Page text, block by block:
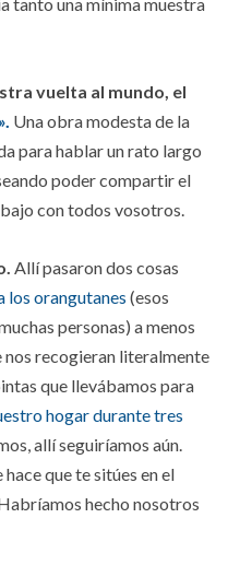
vuelta al mundo, el
Una obra modesta de la
para hablar un rato largo
poder compartir el
con todos vosotros.
Allí pasaron dos cosas
los orangutanes (esos
personas) a menos
nos recogieran literalmente
que llevábamos para
hogar durante tres
allí seguiríamos aún.
que te sitúes en el
hecho nosotros